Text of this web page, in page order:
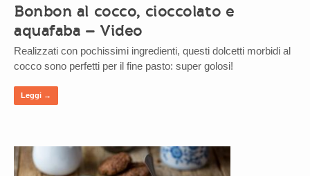
Bonbon al cocco, cioccolato e
aquafaba – Video
Realizzati con pochissimi ingredienti, questi dolcetti morbidi al
cocco sono perfetti per il fine pasto: super golosi!
Leggi →